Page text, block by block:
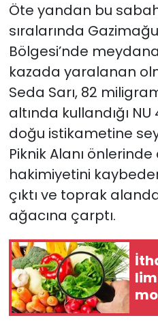
Öte yandan bu
sıralarında
Bölgesi’nde
kazada yaralanan
Seda Sarı, 82
altında kullandığı
doğu istikametine
Piknik Alanı
hakimiyetini
çıktı ve toprak
ağacına çarptı.